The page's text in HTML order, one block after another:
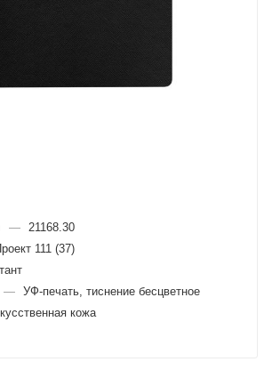
—
21168.30
111 (37)
— УФ-печать, тиснение бесцветное
кожа